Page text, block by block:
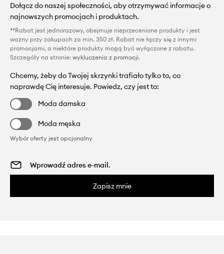
Dołącz do naszej społeczności, aby otrzymywać informacje o
najnowszych promocjach i produktach.
**Rabat jest jednorazowy, obejmuje nieprzecenione produkty i jest
ważny przy zakupach za min. 350 zł. Rabat nie łączy się z innymi
promocjami, a niektóre produkty mogą być wyłączone z rabatu.
Szczegóły na stronie: wykluczenia z promocji.
Chcemy, żeby do Twojej skrzynki trafiało tylko to, co
naprawdę Cię interesuje. Powiedz, czy jest to:
Moda damska
Moda męska
Wybór oferty jest opcjonalny
Zapisz mnie